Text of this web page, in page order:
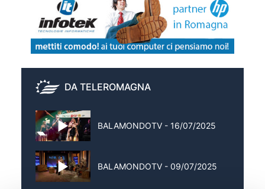
DA TELEROMAGNA
BALAMONDOTV - 16/07/2025
BALAMONDOTV - 09/07/2025